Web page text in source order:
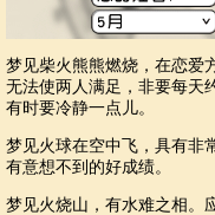
梦见柴火熊熊燃烧，在恋爱
无法使两人满足，非要每天
有时要冷静一点儿。
梦见火球在空中飞，具有非
有意想不到的好成绩。
梦见火烧山，有水难之相。